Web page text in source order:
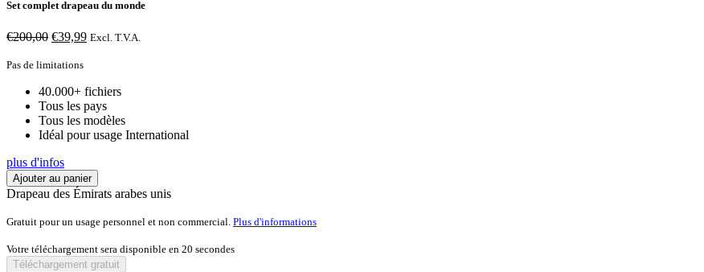
Set complet drapeau du monde
€200,00 Le
initial
€200,00.
€39,99Le
€39,99.
Excl. T.V.A.
Pas de limitations
40.000+ fichiers
Tous les pays
Tous les modèles
Idéal pour usage International
plus d'infos
Ajouter au panier
Drapeau des Émirats arabes unis
Gratuit pour un usage personnel et non commercial. Plus d'informations
Votre téléchargement sera disponible en 20 secondes
Téléchargement gratuit